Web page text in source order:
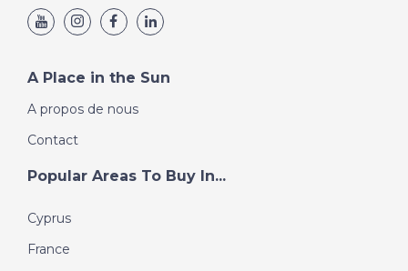
A Place in the Sun
A propos de nous
Contact
Popular Areas To Buy In...
Cyprus
France